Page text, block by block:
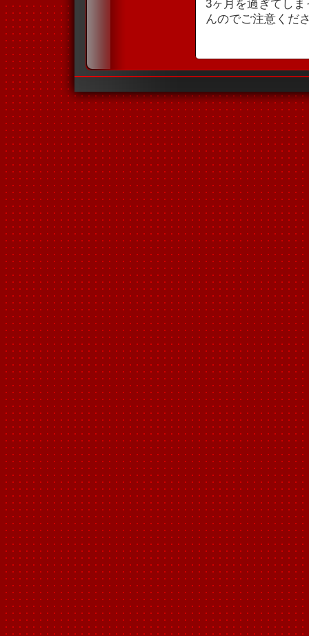
3ヶ月を過ぎてし
んのでご注意くだ